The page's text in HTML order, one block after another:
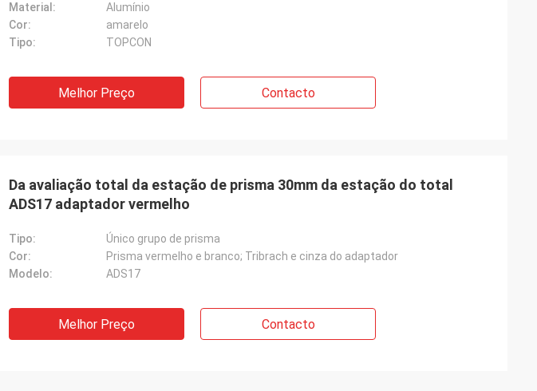
Material:
Alumínio
Cor:
amarelo
Tipo:
TOPCON
Melhor Preço Contacto
Da avaliação total da estação de prisma 30mm da estação do total
ADS17 adaptador vermelho
Tipo:
Único grupo de prisma
Cor:
Prisma vermelho e branco; Tribrach e cinza do adaptador
Modelo:
ADS17
Melhor Preço Contacto